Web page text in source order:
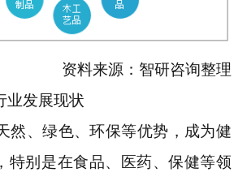
资料来源：智研咨询整理
发展现状
、绿色、环保等优势，成为健
特别是在食品、医药、保健等领